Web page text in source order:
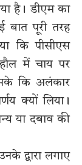
है। डीएम का
पूरी तरह
कि पीसीएस
में चाय पर
कि अलंकार
क्यों लिया।
या दबाव की
द्वारा लगाए